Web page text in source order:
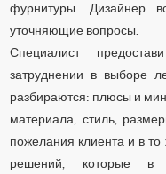
фурнитуры. Дизайнер
уточняющие вопросы.
Специалист
затруднении в выборе
разбираются: плюсы и
материала, стиль,
пожелания клиента и в
решений, которые в